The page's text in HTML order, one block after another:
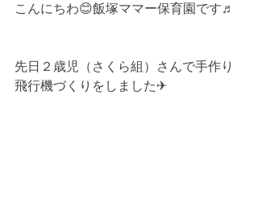
こんにちわ😊飯塚ママー保育園です♬
先日２歳児（さくら組）さんで手作り
飛行機づくりをしました✈